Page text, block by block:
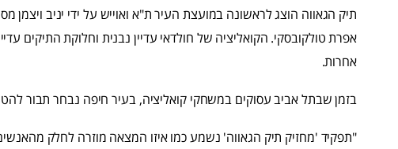
תיק הגאווה הוצג לראשונה במועצת העיר ת"א ואוייש על ידי יניב
אפרת טולקובסקי. הקואליציה של חולדאי עדיין נבנית וחלוקת התיקים
אחרות.
בזמן שבתל אביב עסוקים במשחקי קואליציה, בעיר חיפה נבחר תבור להט
"תפקיד 'מחזיק תיק הגאווה' נשמע כמו איזו המצאה מוזרה לחלק